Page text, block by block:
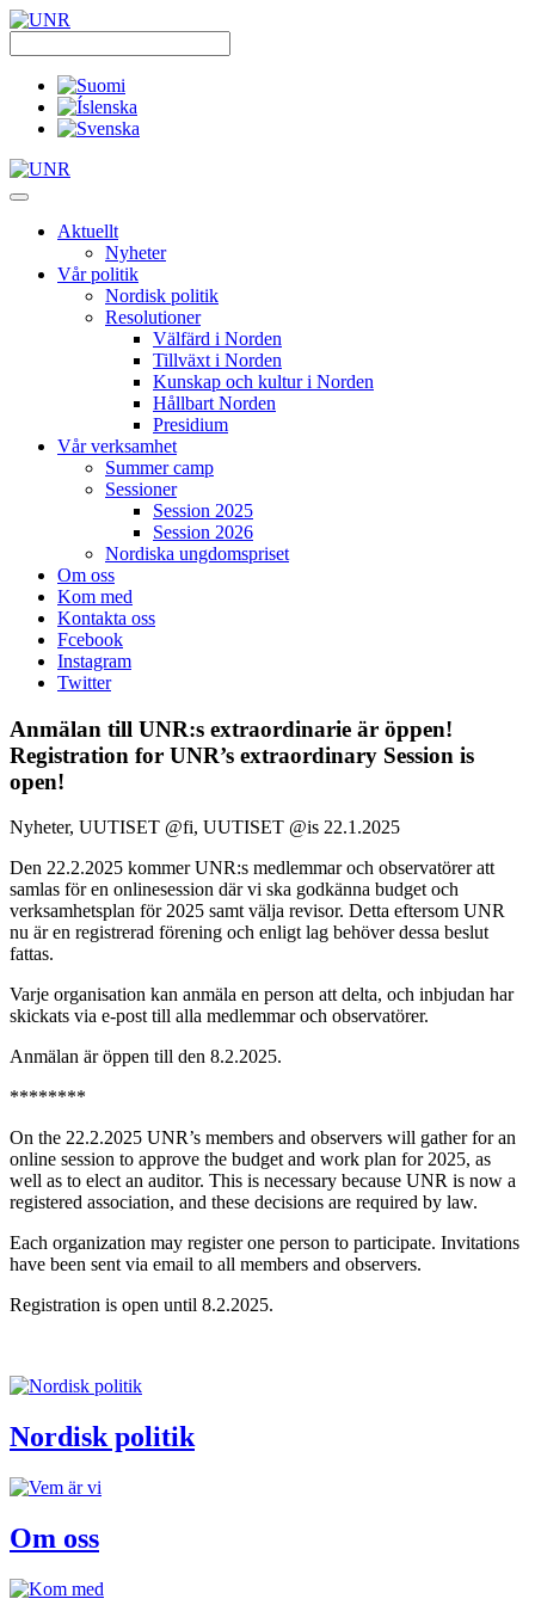
Skip
content
Aktuellt
Nyheter
Vår politik
Nordisk politik
Resolutioner
Välfärd i Norden
Tillväxt i Norden
Kunskap och kultur i Norden
Hållbart Norden
Presidium
Vår verksamhet
Summer camp
Sessioner
Session 2025
Session 2026
Nordiska ungdomspriset
Om oss
Kom med
Kontakta oss
Fcebook
Instagram
Twitter
Anmälan till UNR:s extraordinarie är öppen!
Registration for UNR’s extraordinary Session is
open!
Nyheter, UUTISET @fi, UUTISET @is 22.1.2025
Den 22.2.2025 kommer UNR:s medlemmar och observatörer att
samlas för en onlinesession där vi ska godkänna budget och
verksamhetsplan för 2025 samt välja revisor. Detta eftersom UNR
nu är en registrerad förening och enligt lag behöver dessa beslut
fattas.
Varje organisation kan anmäla en person att delta, och inbjudan har
skickats via e-post till alla medlemmar och observatörer.
Anmälan är öppen till den 8.2.2025.
********
On the 22.2.2025 UNR’s members and observers will gather for an
online session to approve the budget and work plan for 2025, as
well as to elect an auditor. This is necessary because UNR is now a
registered association, and these decisions are required by law.
Each organization may register one person to participate. Invitations
have been sent via email to all members and observers.
Registration is open until 8.2.2025.
Nordisk politik
Om oss